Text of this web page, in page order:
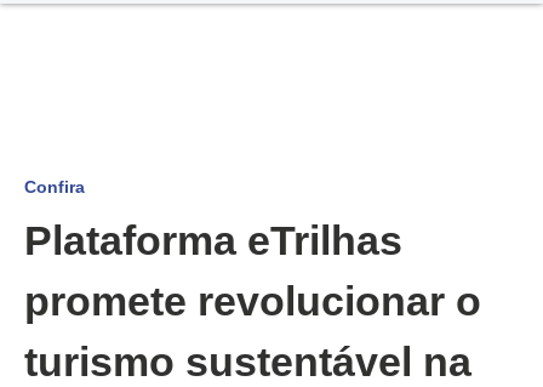
Confira
Plataforma eTrilhas
promete revolucionar o
turismo sustentável na